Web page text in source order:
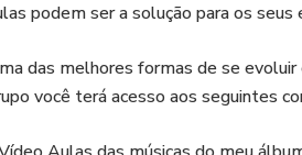
podem ser a solução para os seus
das melhores formas de se
você terá acesso aos seguintes